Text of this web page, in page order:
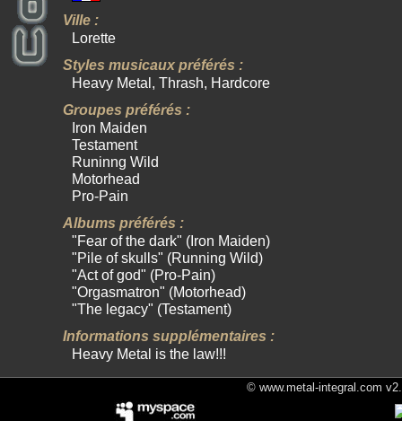
Ville :
Lorette
Styles musicaux préférés :
Heavy Metal, Thrash, Hardcore
Groupes préférés :
Iron Maiden
Testament
Runinng Wild
Motorhead
Pro-Pain
Albums préférés :
"Fear of the dark" (Iron Maiden)
"Pile of skulls" (Running Wild)
"Act of god" (Pro-Pain)
"Orgasmatron" (Motorhead)
"The legacy" (Testament)
Informations supplémentaires :
Heavy Metal is the law!!!
© www.metal-integral.com